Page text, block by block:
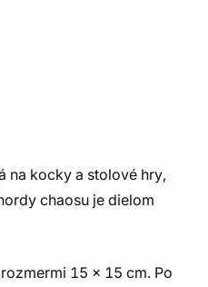
na kocky a stolové hry,
chaosu je dielom
15 x 15 cm. Po